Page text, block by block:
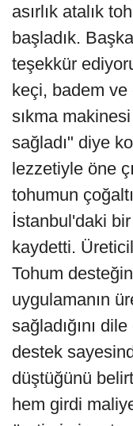
asırlık atalık
başladık.
teşekkür
keçi, badem
sıkma
sağladı" diye
lezzetiyle öne
tohumun
İstanbul'daki
kaydetti.
Tohum
uygulamanın
sağladığını
destek
düştüğünü
hem girdi